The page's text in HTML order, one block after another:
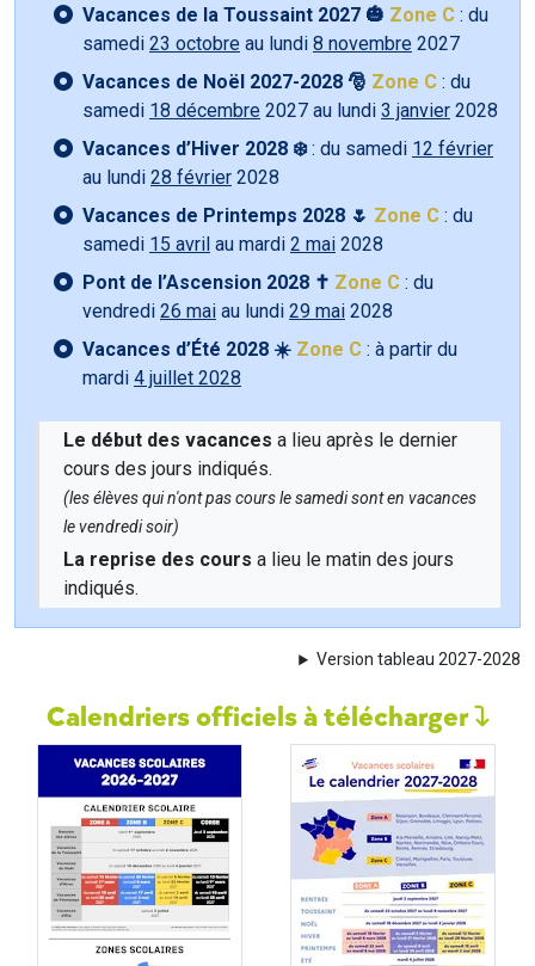
Vacances de la Toussaint 2027 🎃 Zone C : du
samedi 23 octobre au lundi 8 novembre 2027
Vacances de Noël 2027-2028 🎅 Zone C : du
samedi 18 décembre 2027 au lundi 3 janvier 2028
Vacances d’Hiver 2028 ❄️: du samedi 12 février
au lundi 28 février 2028
Vacances de Printemps 2028 🌷 Zone C : du
samedi 15 avril au mardi 2 mai 2028
Pont de l’Ascension 2028 ✝️ Zone C : du
vendredi 26 mai au lundi 29 mai 2028
Vacances d’Été 2028 ☀️ Zone C : à partir du
mardi 4 juillet 2028
Le début des vacances a lieu après le dernier
cours des jours indiqués.
(les élèves qui n'ont pas cours le samedi sont en vacances
le vendredi soir)
La reprise des cours a lieu le matin des jours
indiqués.
Version tableau 2027-2028
Calendriers officiels à télécharger